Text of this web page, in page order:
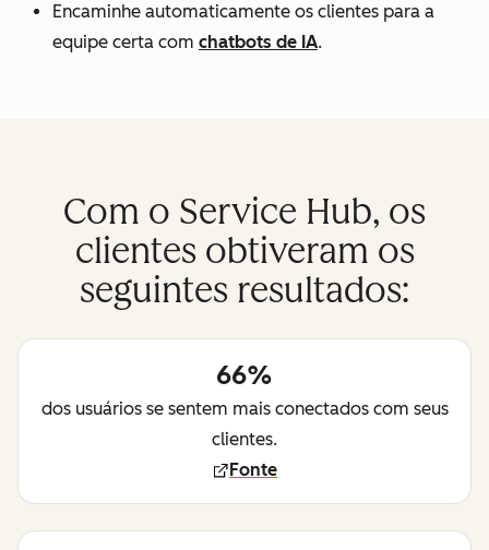
Encaminhe automaticamente os clientes para a
equipe certa com chatbots de IA.
Com o Service Hub, os
clientes obtiveram os
seguintes resultados:
66%
dos usuários se sentem mais conectados com seus
clientes.
Fonte